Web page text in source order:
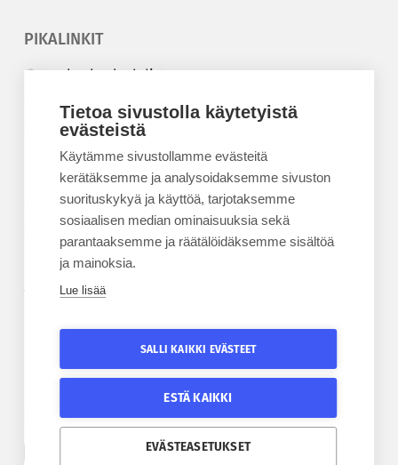
Tietoa sivustolla käytetyistä
evästeistä
Käytämme sivustollamme evästeitä
kerätäksemme ja analysoidaksemme sivuston
suorituskykyä ja käyttöä, tarjotaksemme
sosiaalisen median ominaisuuksia sekä
parantaaksemme ja räätälöidäksemme sisältöä
ja mainoksia.
Lue lisää
SALLI KAIKKI EVÄSTEET
ESTÄ KAIKKI
EVÄSTEASETUKSET
PIKALINKIT
Korkeakouluyhdistys
Kesäyliopisto
Epanet
BLOGIT
Kesäyliopiston blogi
TILAA UUTISKIRJE
Tilaa kesäyliopiston uutiskirje
Tilaa Epanetin uutiskirje
SEURAA KESÄYLIOPISTOA
Etelä-Pohjanmaan kesäyliopiston Facebook
SEURAA EPANETIA
Epanetin Twitter